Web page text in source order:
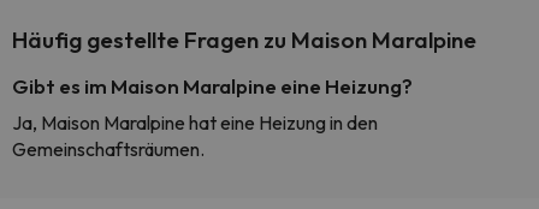
Häufig gestellte Fragen zu Maison Maralpine
Gibt es im Maison Maralpine eine Heizung?
Ja, Maison Maralpine hat eine Heizung in den
Gemeinschaftsräumen.